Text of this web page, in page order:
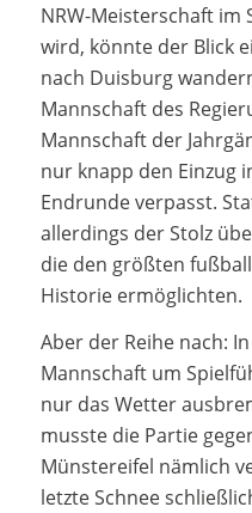
NRW-Meisterschaft
wird, könnte der Blick
nach Duisburg
Mannschaft des
Mannschaft der
nur knapp den Einzug
Endrunde verpasst.
allerdings der Stolz
die den größten
Historie ermöglichten.
Aber der Reihe nach:
Mannschaft um
nur das Wetter
musste die Partie
Münstereifel nämlich
letzte Schnee